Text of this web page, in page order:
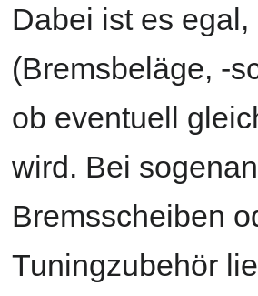
Dabei ist es
(Bremsbeläge, -
ob eventuell
wird. Bei
Bremsscheiben
Tuningzubehör